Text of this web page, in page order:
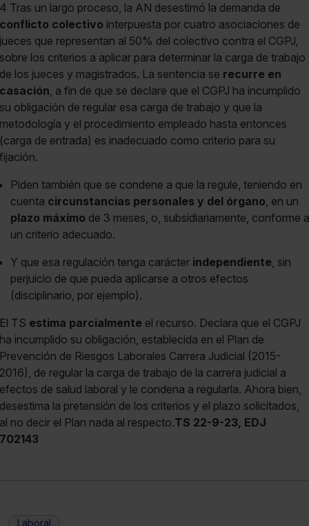
4 Tras un largo proceso, la AN desestimó la demanda de
conflicto colectivo interpuesta por cuatro asociaciones de
jueces que representan al 50% del colectivo contra el CGPJ,
sobre los criterios a aplicar para determinar la carga de trabajo
de los jueces y magistrados. La sentencia se recurre en
casación, a fin de que se declare que el CGPJ ha incumplido
su obligación de regular esa carga de trabajo y que la
metodología y el procedimiento empleado hasta entonces
(carga de entrada) es inadecuado como criterio para su
fijación.
Piden también que se condene a que la regule, teniendo en
cuenta circunstancias personales y del órgano, en un
plazo máximo de 3 meses, o, subsidiariamente, conforme a
un criterio adecuado.
Y que esa regulación tenga carácter independiente, sin
perjuicio de que pueda aplicarse a otros efectos
(disciplinario, por ejemplo).
El TS estima parcialmente el recurso. Declara que el CGPJ
ha incumplido su obligación, establecida en el Plan de
Prevención de Riesgos Laborales Carrera Judicial (2015-
2016), de regular la carga de trabajo de la carrera judicial a
efectos de salud laboral y le condena a regularla. Ahora bien,
desestima la pretensión de los criterios y el plazo solicitados,
al no decir el Plan nada al respecto.TS 22-9-23, EDJ
702143
Laboral